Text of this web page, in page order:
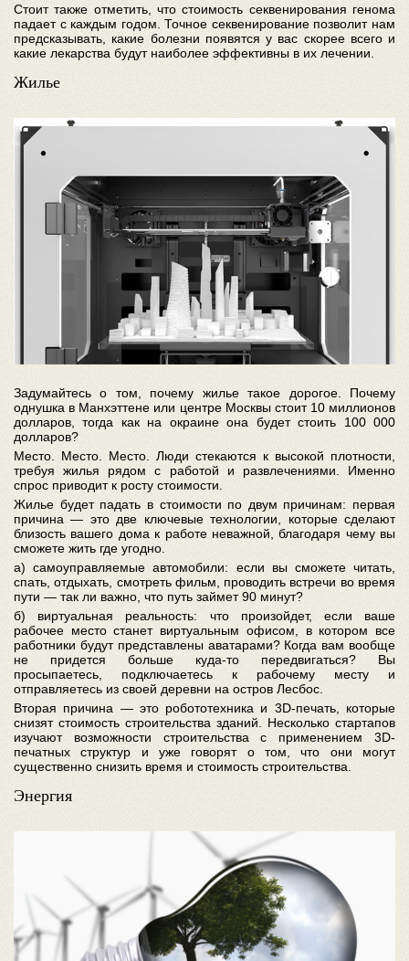
Стоит также отметить, что стоимость секвенирования генома
падает с каждым годом. Точное секвенирование позволит нам
предсказывать, какие болезни появятся у вас скорее всего и
какие лекарства будут наиболее эффективны в их лечении.
Жилье
Задумайтесь о том, почему жилье такое дорогое. Почему
однушка в Манхэттене или центре Москвы стоит 10 миллионов
долларов, тогда как на окраине она будет стоить 100 000
долларов?
Место. Место. Место. Люди стекаются к высокой плотности,
требуя жилья рядом с работой и развлечениями. Именно
спрос приводит к росту стоимости.
Жилье будет падать в стоимости по двум причинам: первая
причина — это две ключевые технологии, которые сделают
близость вашего дома к работе неважной, благодаря чему вы
сможете жить где угодно.
а) самоуправляемые автомобили: если вы сможете читать,
спать, отдыхать, смотреть фильм, проводить встречи во время
пути — так ли важно, что путь займет 90 минут?
б) виртуальная реальность: что произойдет, если ваше
рабочее место станет виртуальным офисом, в котором все
работники будут представлены аватарами? Когда вам вообще
не придется больше куда-то передвигаться? Вы
просыпаетесь, подключаетесь к рабочему месту и
отправляетесь из своей деревни на остров Лесбос.
Вторая причина — это робототехника и 3D-печать, которые
снизят стоимость строительства зданий. Несколько стартапов
изучают возможности строительства с применением 3D-
печатных структур и уже говорят о том, что они могут
существенно снизить время и стоимость строительства.
Энергия